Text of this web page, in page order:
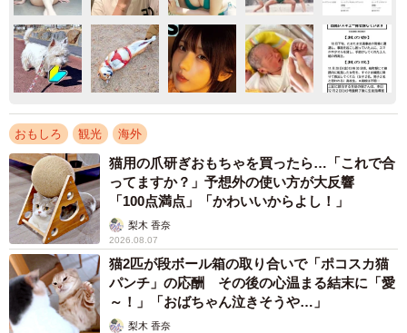
おもしろ 観光 海外
猫用の爪研ぎおもちゃを買ったら…「これで合
ってますか？」予想外の使い方が大反響
「100点満点」「かわいいからよし！」
梨木 香奈
2026.08.07
猫2匹が段ボール箱の取り合いで「ポコスカ猫
パンチ」の応酬 その後の心温まる結末に「愛
～！」「おばちゃん泣きそうや…」
梨木 香奈